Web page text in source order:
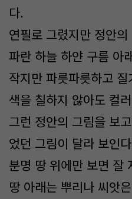
다.
연필로 그렸지만 정안
파란 하늘 하얀 구름 아
작지만 파릇파릇하고 질
색을 칠하지 않아도 컬
그런 정안의 그림을 보
었던 그림이 달라 보인
분명 땅 위에만 보면 잘
땅 아래는 뿌리나 씨앗